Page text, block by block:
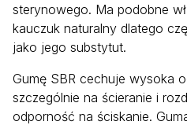
sterynowego. Ma podobne
kauczuk naturalny dlatego
jako jego substytut.
Gumę SBR cechuje wysoka
szczególnie na ścieranie i
odporność na ściskanie.